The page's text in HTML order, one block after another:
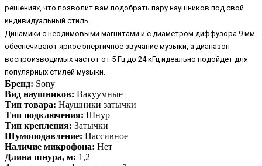
решениях, что позволит вам подобрать пару наушников под свой
индивидуальный стиль.
Динамики с неодимовыми магнитами и с диаметром диффузора 9 мм
обеспечивают яркое энергичное звучание музыки, а диапазон
воспроизводимых частот от 5 Гц до 24 кГц идеально подойдет для
популярных стилей музыки.
Бренд: Sony
Вид наушников: Вакуумные
Тип товара: Наушники затычки
Тип подключения: Шнур
Тип крепления: Затычки
Шумоподавление: Пассивное
Наличие микрофона: Нет
Длина шнура, м: 1,2